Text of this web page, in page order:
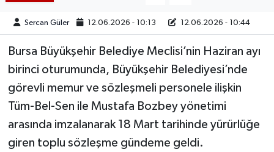
Sercan Güler 12.06.2026 - 10:13 12.06.2026 - 10:44
Bursa Büyükşehir Belediye Meclisi’nin Haziran ayı
birinci oturumunda, Büyükşehir Belediyesi’nde
görevli memur ve sözleşmeli personele ilişkin
Tüm-Bel-Sen ile Mustafa Bozbey yönetimi
arasında imzalanarak 18 Mart tarihinde yürürlüğe
giren toplu sözleşme gündeme geldi.